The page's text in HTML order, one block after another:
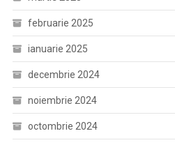
februarie 2025
ianuarie 2025
decembrie 2024
noiembrie 2024
octombrie 2024